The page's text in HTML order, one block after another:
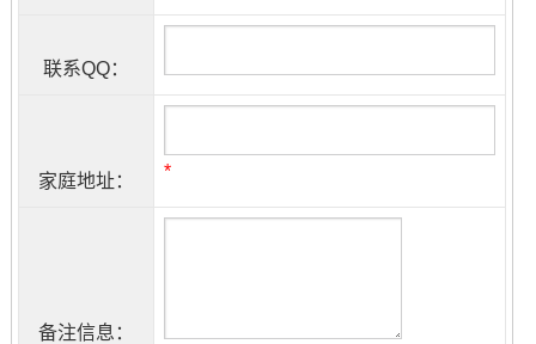
联系QQ：
家庭地址： *
备注信息：